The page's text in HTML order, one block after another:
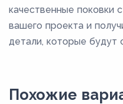
качественные поковки
вашего проекта и
детали, которые будут
Похожие